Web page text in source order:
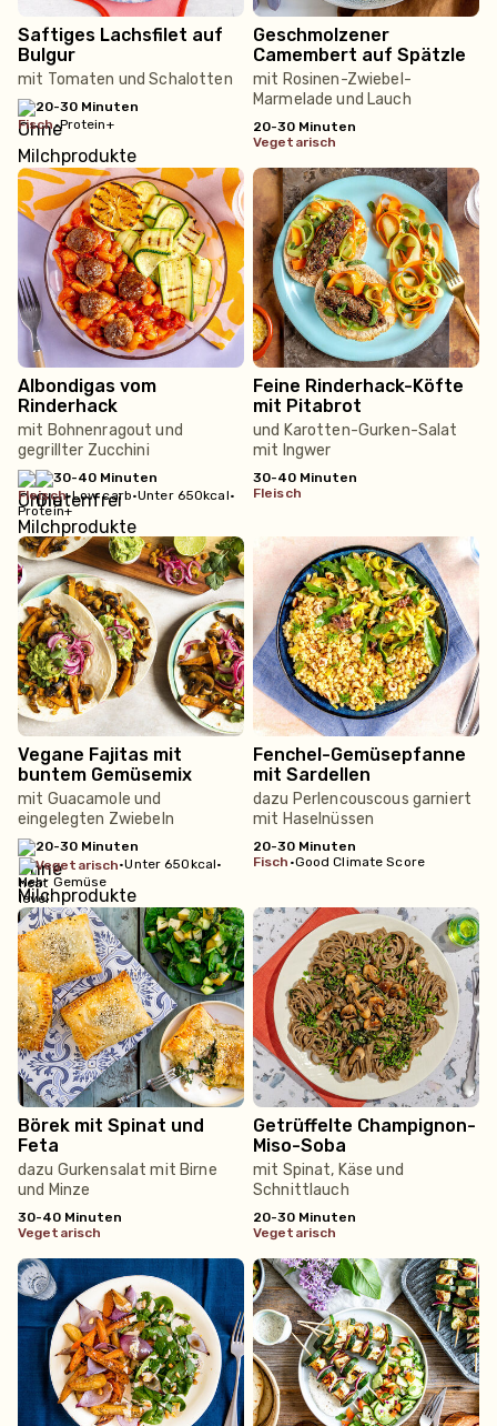
Saftiges Lachsfilet auf
Bulgur
mit Tomaten und Schalotten
20-30 Minuten
fisch•Protein+
Geschmolzener
Camembert auf Spätzle
mit Rosinen-Zwiebel-
Marmelade und Lauch
20-30 Minuten
vegetarisch
Albondigas vom
Rinderhack
mit Bohnenragout und
gegrillter Zucchini
30-40 Minuten
fleisch•Low carb•Unter 650kcal•
Protein+
Feine Rinderhack-Köfte
mit Pitabrot
und Karotten-Gurken-Salat
mit Ingwer
30-40 Minuten
fleisch
Vegane Fajitas mit
buntem Gemüsemix
mit Guacamole und
eingelegten Zwiebeln
20-30 Minuten
vegetarisch•Unter 650kcal•
Mehr Gemüse
Fenchel-Gemüsepfanne
mit Sardellen
dazu Perlencouscous garniert
mit Haselnüssen
20-30 Minuten
fisch •Good Climate Score
Börek mit Spinat und
Feta
dazu Gurkensalat mit Birne
und Minze
30-40 Minuten
vegetarisch
Getrüffelte Champignon-
Miso-Soba
mit Spinat, Käse und
Schnittlauch
20-30 Minuten
vegetarisch